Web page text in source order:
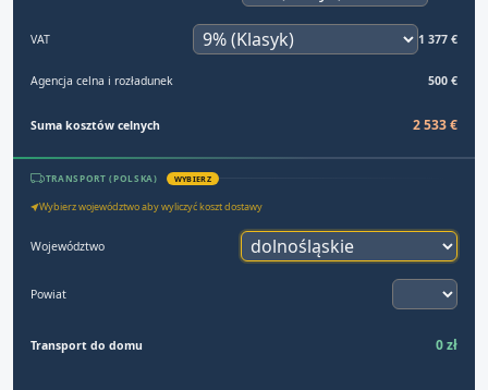
VAT 1 377 €
Agencja celna i rozładunek 500 €
Suma kosztów celnych 2 533 €
TRANSPORT (POLSKA) WYBIERZ
Wybierz województwo aby wyliczyć koszt dostawy
Województwo
Powiat
Transport do domu 0 zł